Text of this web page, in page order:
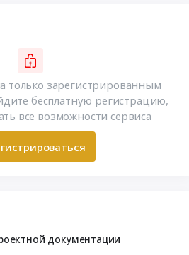
только зарегистрированным
бесплатную регистрацию,
все возможности сервиса
документации